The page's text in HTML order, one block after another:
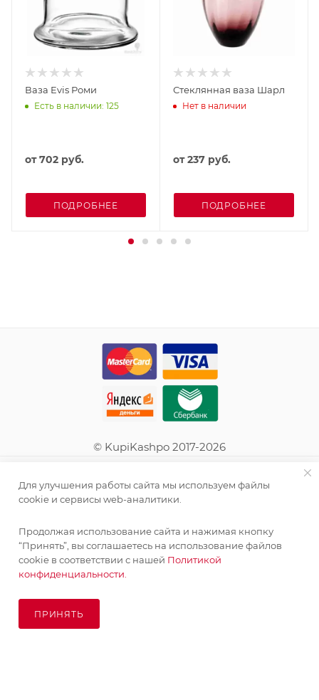
Ваза Evis Роми
Есть в наличии: 125
от702 руб.
ПОДРОБНЕЕ
Стеклянная ваза Шарл
Нет в наличии
от237 руб.
ПОДРОБНЕЕ
© KupiKashpo 2017-2026
ПОМОЩЬ
ПОДПИСАТЬСЯ НА РАССЫЛКУ
Для улучшения работы сайта мы используем файлы
cookie и сервисы web-аналитики.
Продолжая использование сайта и нажимая кнопку
“Принять”, вы соглашаетесь на использование файлов
cookie в соответствии с нашей Политикой
конфиденциальности.
ПРИНЯТЬ